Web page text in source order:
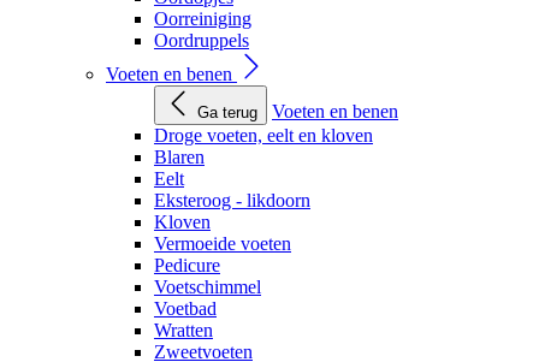
Oorreiniging
Oordruppels
Voeten en benen
Ga terug
Voeten en benen
Droge voeten, eelt en kloven
Blaren
Eelt
Eksteroog - likdoorn
Kloven
Vermoeide voeten
Pedicure
Voetschimmel
Voetbad
Wratten
Zweetvoeten